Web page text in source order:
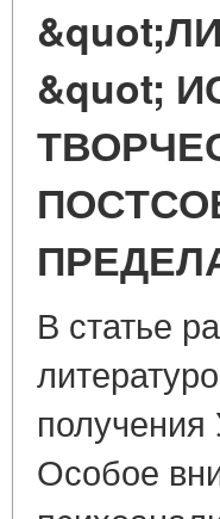
&quot;
В статье
получения
Особое